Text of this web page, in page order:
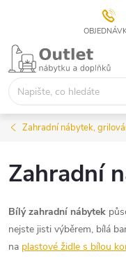
Přejít
obsah
Zahradní nábytek,
Zahradní
Bílý zahradní nábytek
nejste jisti výběrem, bílá
na plastové židle s bílou